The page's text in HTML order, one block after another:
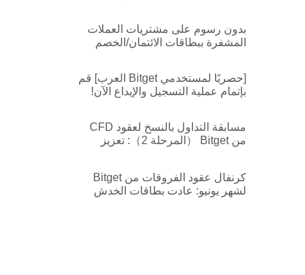
بدون رسوم على مشتريات العملات
المشفرة ببطاقات الائتمان/الخصم
[حصريًا لمستخدمي Bitget العرب] قم
بإتمام عملية التسجيل والإيداع الآن!
مسابقة التداول بالنسخ لعقود CFD
من Bitget （المرحلة 2）: تعزيز
كرنفال عقود الفروقات من Bitget
لشهر يونيو: عادت بطاقات الخدش